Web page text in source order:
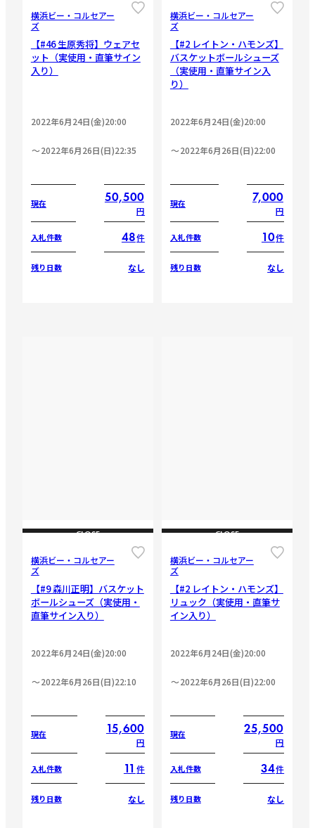
横浜ビー・コルセアー
ズ
【#46 生原秀将】ウェアセ
ット（実使用・直筆サイン
入り）
2022年6月24日(金)20:00
2022年6月26日(日)22:35
現在 50,500
円
入札件数 48件
残り日数 なし
横浜ビー・コルセアー
ズ
【#2 レイトン・ハモンズ】
バスケットボールシューズ
（実使用・直筆サイン入
り）
2022年6月24日(金)20:00
2022年6月26日(日)22:00
現在 7,000
円
入札件数 10件
残り日数 なし
CLOSE
横浜ビー・コルセアー
ズ
【#9 森川正明】バスケット
ボールシューズ（実使用・
直筆サイン入り）
2022年6月24日(金)20:00
2022年6月26日(日)22:10
現在 15,600
円
入札件数 11 件
残り日数 なし
CLOSE
横浜ビー・コルセアー
ズ
【#2 レイトン・ハモンズ】
リュック（実使用・直筆サ
イン入り）
2022年6月24日(金)20:00
2022年6月26日(日)22:00
現在 25,500
円
入札件数 34件
残り日数 なし